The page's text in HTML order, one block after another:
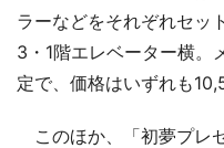
ラーなどをそれぞれセッ
3・1階エレベーター横。
定で、価格はいずれも
このほか、「初夢プレ